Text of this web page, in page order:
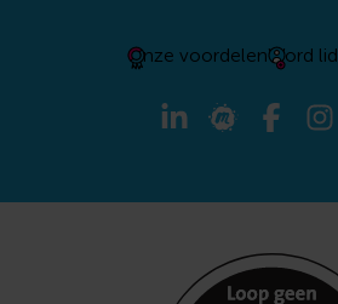
Onze voordelenWord lid